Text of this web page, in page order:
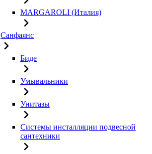
MARGAROLI (Италия)
Санфаянс
Биде
Умывальники
Унитазы
Системы инсталляции подвесной
сантехники